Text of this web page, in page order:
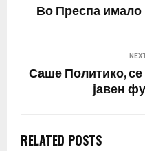
Во Преспа имало
Саше Политико,
јавен
RELATED POSTS